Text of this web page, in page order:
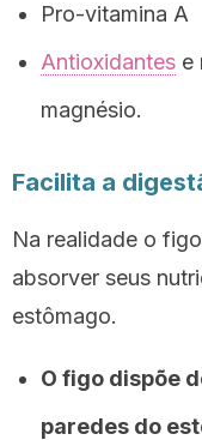
Pro-vitamina A
Antioxidantes e
magnésio.
Facilita a
Na realidade o
absorver seus
estômago.
O figo dispõe
paredes do